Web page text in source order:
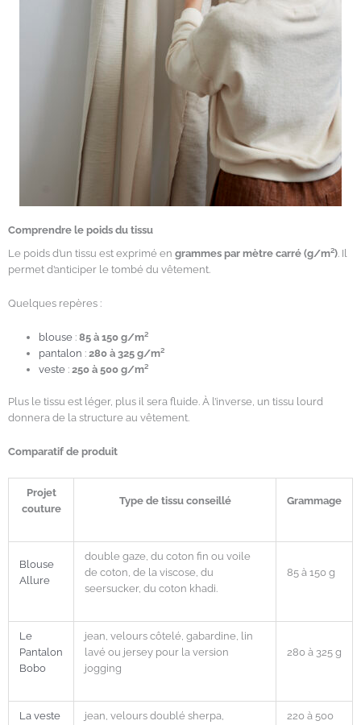
Comprendre le poids du tissu
Le poids d’un tissu est exprimé en grammes par mètre carré (g/m²) . Il
permet d’anticiper le tombé du vêtement.
Quelques repères :
blouse :85 à 150 g/m²
pantalon :280 à 325 g/m²
veste :250 à 500 g/m²
Plus le tissu est léger, plus il sera fluide. À l’inverse, un tissu lourd
donnera de la structure au vêtement.
Comparatif de produit
Projet
couture
Type de tissu conseillé Grammage
Blouse
Allure
double gaze, du coton fin ou voile
de coton, de la viscose, du
seersucker, du coton khadi.
85 à 150 g
Le
Pantalon
Bobo
jean, velours côtelé, gabardine, lin
lavé ou jersey pour la version
jogging
280 à 325 g
La veste
jean, velours doublé sherpa,
220 à 500